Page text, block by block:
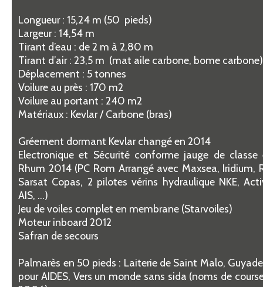
Longueur : 15,24 m (50 pieds)
Largeur : 14,54 m
Tirant d’eau : de 2 m à 2,80 m
Tirant d’air : 23,5 m (mat aile carbone, bome carbone)
Déplacement : 5 tonnes
Voilure au près : 170 m2
Voilure au portant : 240 m2
Matériaux : Kevlar / Carbone (bras)
Gréement dormant Kevlar changé en 2014
Electronique et Sécurité conforme jauge de
Rhum 2014 (PC Rom Arrangé avec Maxsea, Iridium,
Sarsat Copas, 2 pilotes vérins hydraulique NKE,
AIS, …)
Jeu de voiles complet en membrane (Starvoiles)
Moteur inboard 2012
Safran de secours
Palmarès en 50 pieds : Laiterie de Saint Malo,
pour AIDES, Vers un monde sans sida (noms de